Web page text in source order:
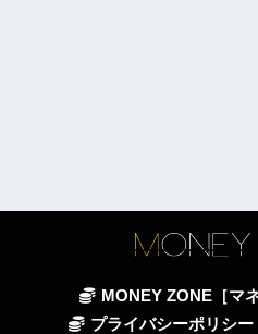
MONEY ZONE［マ
プライバシーポリシー